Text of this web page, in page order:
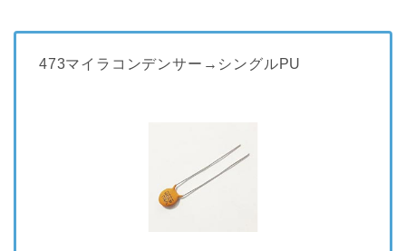
473マイラコンデンサー→シングルPU
ギター便利グッズ&機材レ
リペア・メンテナンス
配線・電装系